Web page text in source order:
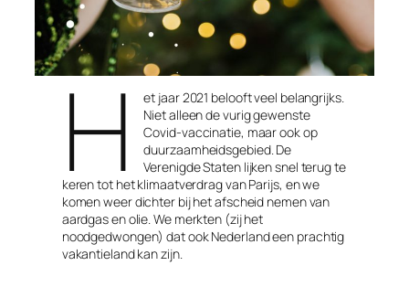
H
et jaar 2021 belooft veel belangrijks.
Niet alleen de vurig gewenste
Covid-vaccinatie, maar ook op
duurzaamheidsgebied. De
Verenigde Staten lijken snel terug te
keren tot het klimaatverdrag van Parijs, en we
komen weer dichter bij het afscheid nemen van
aardgas en olie. We merkten (zij het
noodgedwongen) dat ook Nederland een prachtig
vakantieland kan zijn.